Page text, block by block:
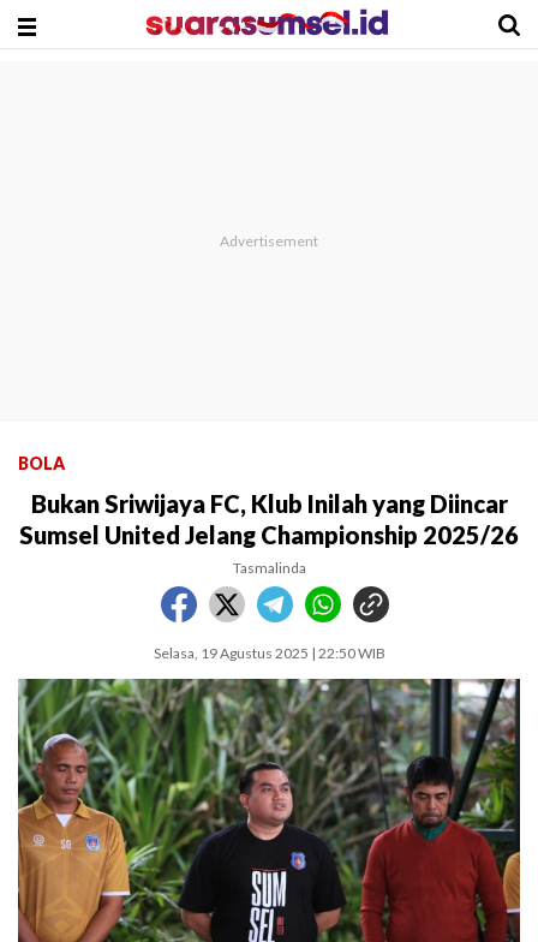
BOLA
Bukan Sriwijaya FC, Klub Inilah yang Diincar
Sumsel United Jelang Championship 2025/26
Tasmalinda
Selasa, 19 Agustus 2025 | 22:50 WIB